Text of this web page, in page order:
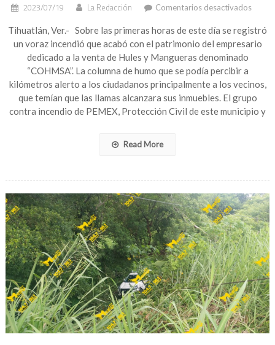
2023/07/19 La Redacción Comentarios desactivados
acabó
Tihuatlán, Ver.- Sobre las primeras horas de este día se registró
un voraz incendió que acabó con el patrimonio del empresario
dedicado a la venta de Hules y Mangueras denominado
“COHMSA”. La columna de humo que se podía percibir a
kilómetros alerto a los ciudadanos principalmente a los vecinos,
que temían que las llamas alcanzara sus inmuebles. El grupo
contra incendio de PEMEX, Protección Civil de este municipio y
Read More